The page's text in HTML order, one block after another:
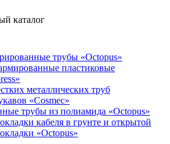
каталог
трубы «Octopus»
пластиковые
металлических труб
«Cosmec»
трубы из полиамида «Octopus»
кабеля в грунте и открытой
«Octopus»